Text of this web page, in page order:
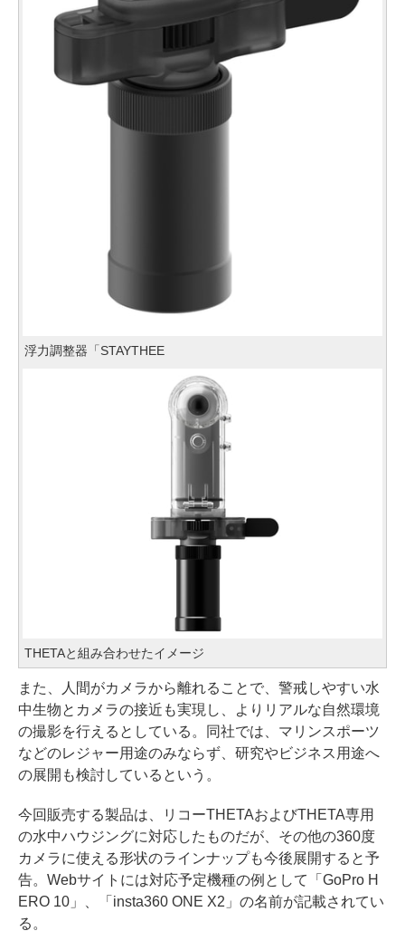
浮力調整器「STAYTHEE
THETAと組み合わせたイメージ
また、人間がカメラから離れることで、警戒しやすい水
中生物とカメラの接近も実現し、よりリアルな自然環境
の撮影を行えるとしている。同社では、マリンスポーツ
などのレジャー用途のみならず、研究やビジネス用途へ
の展開も検討しているという。
今回販売する製品は、リコーTHETAおよびTHETA専用
の水中ハウジングに対応したものだが、その他の360度
カメラに使える形状のラインナップも今後展開すると予
告。Webサイトには対応予定機種の例として「GoPro H
ERO 10」、「insta360 ONE X2」の名前が記載されてい
る。